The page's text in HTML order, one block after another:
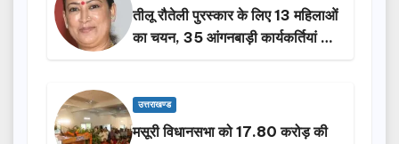
तीलू रौतेली पुरस्कार के लिए 13 महिलाओं
का चयन, 35 आंगनबाड़ी कार्यकर्तियां भी
होंगी सम्मानित…
उत्तराखण्ड
मसूरी विधानसभा को 17.80 करोड़ की